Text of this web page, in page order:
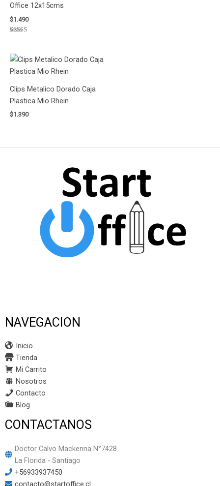
Office 12x15cms
$1.490
de 5
Clips Metalico Dorado Caja
Plastica Mio Rhein
$1.390
NAVEGACION
Inicio
Tienda
Mi Carrito
Nosotros
Contacto
Blog
CONTACTANOS
Doctor Calvo Mackenna N°7428
La Florida - Santiago
+56933937450
contacto@startoffice.cl